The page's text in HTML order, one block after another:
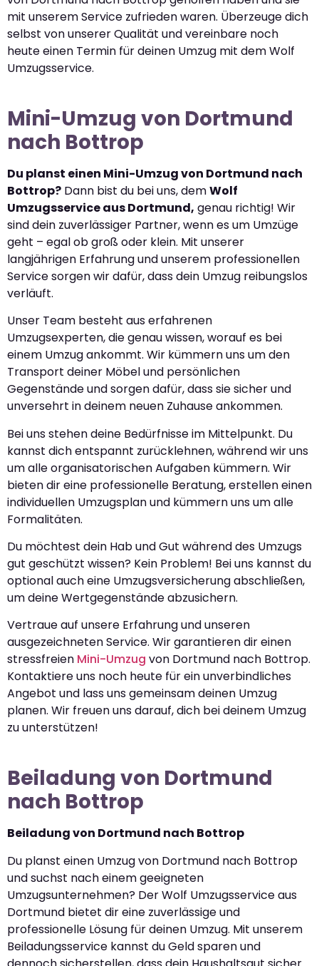
mit unserem Service zufrieden waren. Überzeuge dich
selbst von unserer Qualität und vereinbare noch
heute einen Termin für deinen Umzug mit dem Wolf
Umzugsservice.
Mini-Umzug von Dortmund
nach Bottrop
Du planst einen Mini-Umzug von Dortmund nach
Bottrop? Dann bist du bei uns, demWolf
Umzugsservice aus Dortmund, genau richtig! Wir
sind dein zuverlässiger Partner, wenn es um Umzüge
geht – egal ob groß oder klein. Mit unserer
langjährigen Erfahrung und unserem professionellen
Service sorgen wir dafür, dass dein Umzug reibungslos
verläuft.
Unser Team besteht aus erfahrenen
Umzugsexperten, die genau wissen, worauf es bei
einem Umzug ankommt. Wir kümmern uns um den
Transport deiner Möbel und persönlichen
Gegenstände und sorgen dafür, dass sie sicher und
unversehrt in deinem neuen Zuhause ankommen.
Bei uns stehen deine Bedürfnisse im Mittelpunkt. Du
kannst dich entspannt zurücklehnen, während wir uns
um alle organisatorischen Aufgaben kümmern. Wir
bieten dir eine professionelle Beratung, erstellen einen
individuellen Umzugsplan und kümmern uns um alle
Formalitäten.
Du möchtest dein Hab und Gut während des Umzugs
gut geschützt wissen? Kein Problem! Bei uns kannst du
optional auch eine Umzugsversicherung abschließen,
um deine Wertgegenstände abzusichern.
Vertraue auf unsere Erfahrung und unseren
ausgezeichneten Service. Wir garantieren dir einen
stressfreien Mini-Umzug von Dortmund nach Bottrop.
Kontaktiere uns noch heute für ein unverbindliches
Angebot und lass uns gemeinsam deinen Umzug
planen. Wir freuen uns darauf, dich bei deinem Umzug
zu unterstützen!
Beiladung von Dortmund
nach Bottrop
Beiladung von Dortmund nach Bottrop
Du planst einen Umzug von Dortmund nach Bottrop
und suchst nach einem geeigneten
Umzugsunternehmen? Der Wolf Umzugsservice aus
Dortmund bietet dir eine zuverlässige und
professionelle Lösung für deinen Umzug. Mit unserem
Beiladungsservice kannst du Geld sparen und